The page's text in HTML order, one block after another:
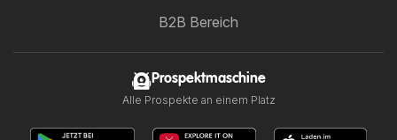
B2B Bereich
Prospektmaschine
Alle Prospekte an einem Platz